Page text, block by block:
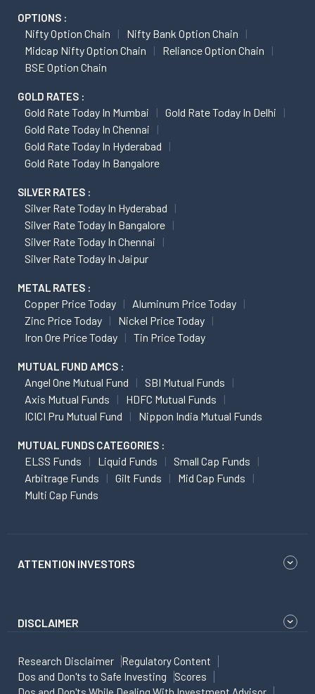
OPTIONS :
Nifty Option Chain
Nifty Bank Option Chain
Midcap Nifty Option Chain
Reliance Option Chain
BSE Option Chain
GOLD RATES :
Gold Rate Today In Mumbai
Gold Rate Today In Delhi
Gold Rate Today In Chennai
Gold Rate Today In Hyderabad
Gold Rate Today In Bangalore
SILVER RATES :
Silver Rate Today In Hyderabad
Silver Rate Today In Bangalore
Silver Rate Today In Chennai
Silver Rate Today In Jaipur
METAL RATES :
Copper Price Today
Aluminum Price Today
Zinc Price Today
Nickel Price Today
Iron Ore Price Today
Tin Price Today
MUTUAL FUND AMCS :
Angel One Mutual Fund
SBI Mutual Funds
Axis Mutual Funds
HDFC Mutual Funds
ICICI Pru Mutual Fund
Nippon India Mutual Funds
MUTUAL FUNDS CATEGORIES :
ELSS Funds Liquid Funds
Small Cap Funds
Arbitrage Funds
Gilt Funds
Mid Cap Funds
Multi Cap Funds
ATTENTION INVESTORS
DISCLAIMER
Research Disclaimer
Regulatory Content
Dos and Don'ts to Safe Investing
Scores